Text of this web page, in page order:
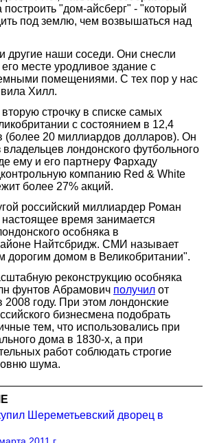
"дом-айсберг" - "который
под землю, чем возвышаться над
другие наши соседи. Они снесли
месте уродливое здание с
помещениями. С тех пор у нас
Хилл.
строчку в списке самых
с состоянием в 12,4
(более 20 миллиардов долларов). Он
лондонского футбольного
ему и его партнеру Фархаду
компанию Red & White
более 27% акций.
российский миллиардер Роман
время занимается
особняка в
Найтсбридж. СМИ называет
дорогим домом в Великобритании".
реконструкцию особняка
фунтов Абрамович получил от
2008 году. При этом лондонские
бизнесмена подобрать
тем, что использовались при
дома в 1830-х, а при
работ соблюдать строгие
шума.
Шереметьевский дворец в
2011 г.,